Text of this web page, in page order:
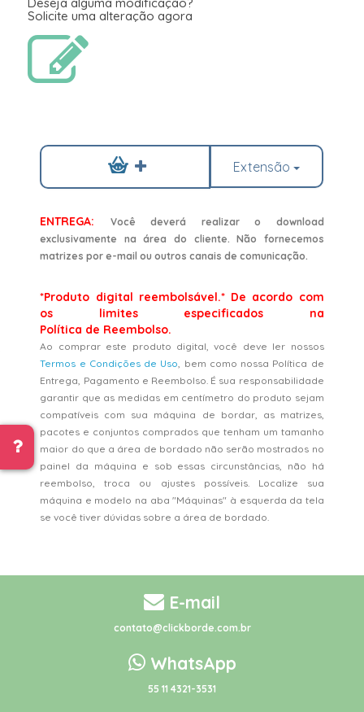
Solicite uma alteração agora
Extensão
ENTREGA:
Você deverá realizar o download
exclusivamente na área do cliente. Não fornecemos
matrizes por e-mail ou outros canais de comunicação.
*Produto digital reembolsável.* De acordo com
os limites especificados na
Política de Reembolso.
Ao comprar este produto digital, você deve ler nossos
Termos e Condições de Uso, bem como nossa Política de
Entrega, Pagamento e Reembolso. É sua responsabilidade
garantir que as medidas em centímetro do produto sejam
compatíveis com sua máquina de bordar, as matrizes,
pacotes e conjuntos comprados que tenham um tamanho
maior do que a área de bordado não serão mostrados no
painel da máquina e sob essas circunstâncias, não há
reembolso, troca ou ajustes possíveis. Localize sua
máquina e modelo na aba "Máquinas" à esquerda da tela
se você tiver dúvidas sobre a área de bordado.
E-mail
contato@clickborde.com.br
WhatsApp
55 11 4321-3531